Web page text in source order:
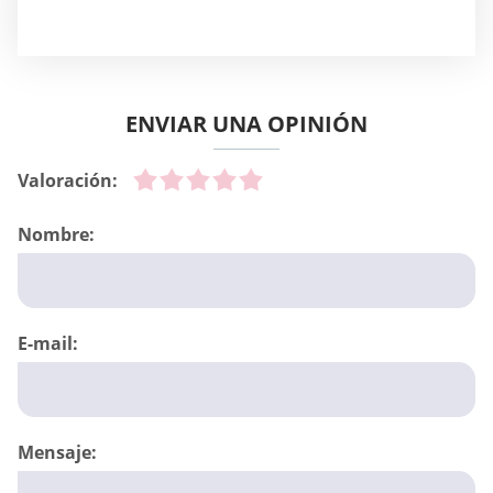
ENVIAR UNA OPINIÓN
Valoración:
Nombre:
E-mail:
Mensaje: